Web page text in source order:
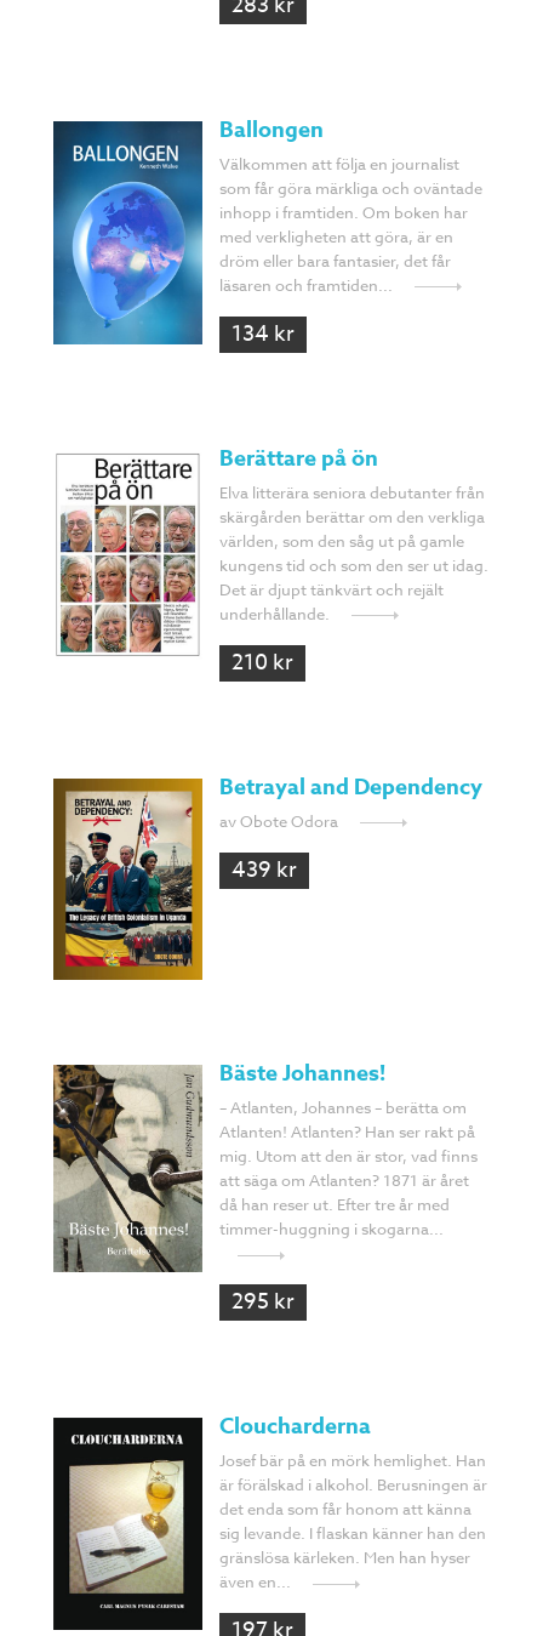
Ballongen
Välkommen att följa en journalist
som får göra märkliga och oväntade
inhopp i framtiden. Om boken har
med verkligheten att göra, är en
dröm eller bara fantasier, det får
läsaren och framtiden...
134 kr
Berättare på ön
Elva litterära seniora debutanter från
skärgården berättar om den verkliga
världen, som den såg ut på gamle
kungens tid och som den ser ut idag.
Det är djupt tänkvärt och rejält
underhållande.
210 kr
Betrayal and Dependency
av Obote Odora
439 kr
Bäste Johannes!
– Atlanten, Johannes – berätta om
Atlanten! Atlanten? Han ser rakt på
mig. Utom att den är stor, vad finns
att säga om Atlanten? 1871 är året
då han reser ut. Efter tre år med
timmer-huggning i skogarna...
295 kr
Cloucharderna
Josef bär på en mörk hemlighet. Han
är förälskad i alkohol. Berusningen är
det enda som får honom att känna
sig levande. I flaskan känner han den
gränslösa kärleken. Men han hyser
även en...